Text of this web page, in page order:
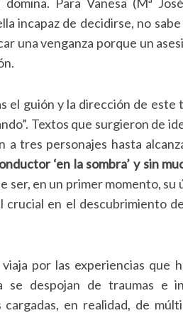
incapaz de decidirse, no
una venganza porque un
el guión y la dirección de
Textos que surgieron de
a tres personajes hasta
‘en la sombra’ ysin
ser, en un primer momento, su
crucial en el descubrimiento
por las experiencias que
se despojan de traumas e
en realidad, de